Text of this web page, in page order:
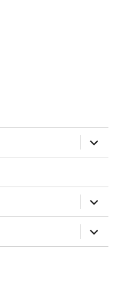
ブ
メ
ー
を
展
開
ブ
メ
ニ
ュ
ー
ブ
メ